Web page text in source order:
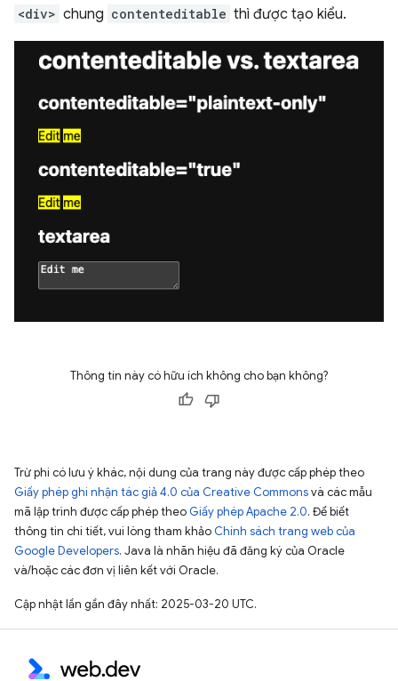
<div> chung contenteditable thì được tạo kiểu.
Thông tin này có hữu ích không cho bạn không?
Trừ phi có lưu ý khác, nội dung của trang này được cấp phép theo
Giấy phép ghi nhận tác giả 4.0 của Creative Commonsvà các mẫu
mã lập trình được cấp phép theo Giấy phép Apache 2.0. Để biết
thông tin chi tiết, vui lòng tham khảo Chính sách trang web của
Google Developers. Java là nhãn hiệu đã đăng ký của Oracle
và/hoặc các đơn vị liên kết với Oracle.
Cập nhật lần gần đây nhất: 2025-03-20 UTC.